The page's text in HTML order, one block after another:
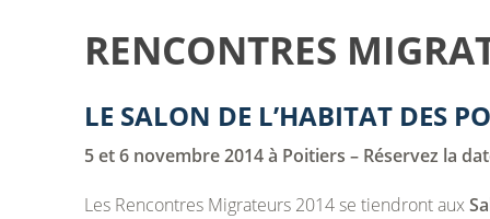
RENCONTRES
LE SALON DE L’HABITAT DES
5 et 6 novembre 2014 à Poitiers – Réservez la
Les Rencontres Migrateurs 2014 se tiendront aux